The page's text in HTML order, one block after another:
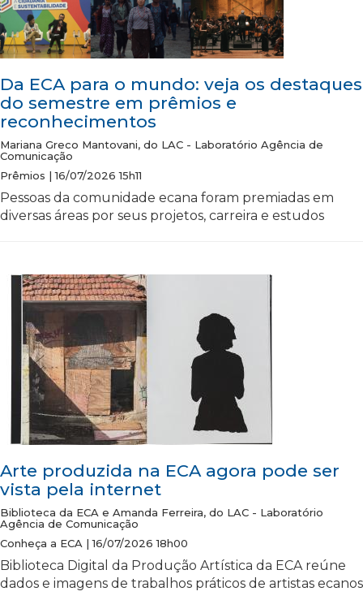
Da ECA para o mundo: veja os destaques
do semestre em prêmios e
reconhecimentos
Mariana Greco Mantovani, do LAC - Laboratório Agência de
Comunicação
Prêmios | 16/07/2026 15h11
Pessoas da comunidade ecana foram premiadas em
diversas áreas por seus projetos, carreira e estudos
Arte produzida na ECA agora pode ser
vista pela internet
Biblioteca da ECA e Amanda Ferreira, do LAC - Laboratório
Agência de Comunicação
Conheça a ECA | 16/07/2026 18h00
Biblioteca Digital da Produção Artística da ECA reúne
dados e imagens de trabalhos práticos de artistas ecanos